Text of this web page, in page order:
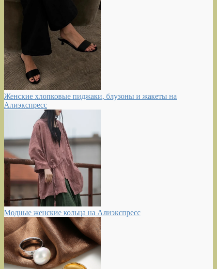
Женские хлопковые пиджаки, блузоны и жакеты на
Алиэкспресс
Модные женские кольца на Алиэкспресс